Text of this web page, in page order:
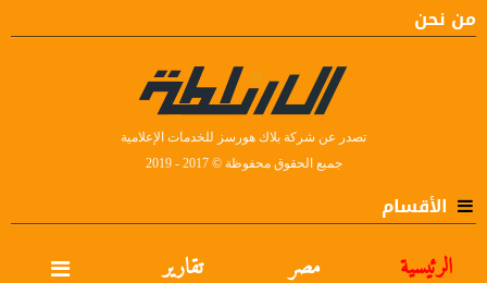
من نحن
تصدر عن شركة بلاك هورسز للخدمات الإعلامية
جميع الحقوق محفوظة © 2017 - 2019
الأقسام
الرئيسية مصر تقارير